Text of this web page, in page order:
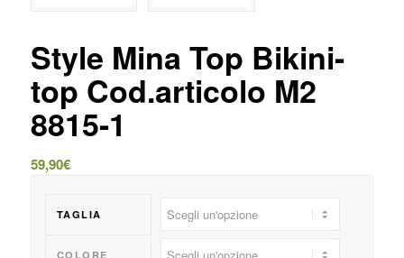
Style Mina Top Bikini-
top Cod.articolo M2
8815-1
59,90€
TAGLIA
COLORE